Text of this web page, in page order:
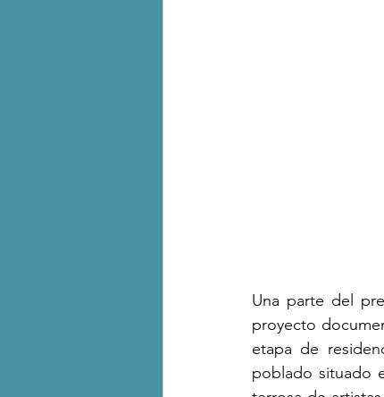
Una parte del
proyecto
etapa de
poblado situado